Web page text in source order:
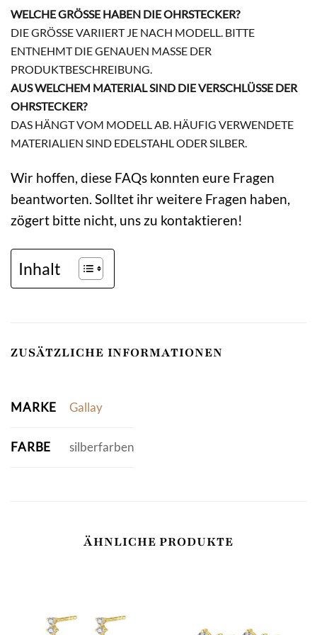
WELCHE GRÖSSE HABEN DIE OHRSTECKER?
DIE GRÖSSE VARIIERT JE NACH MODELL. BITTE E
NTNEHMT DIE GENAUEN MASSE DER PR
ODUKTBESCHREIBUNG.
AUS WELCHEM MATERIAL SIND DIE VERSCHLÜSSE DER
OHRSTECKER?
DAS HÄNGT VOM MODELL AB. HÄUFIG VERWENDETE
MATERIALIEN SIND EDELSTAHL ODER SILBER.
Wir hoffen, diese FAQs konnten eure Fragen
beantworten. Solltet ihr weitere Fragen haben,
zögert bitte nicht, uns zu kontaktieren!
Inhalt
ZUSÄTZLICHE INFORMATIONEN
MARKE Gallay
FARBE silberfarben
ÄHNLICHE PRODUKTE